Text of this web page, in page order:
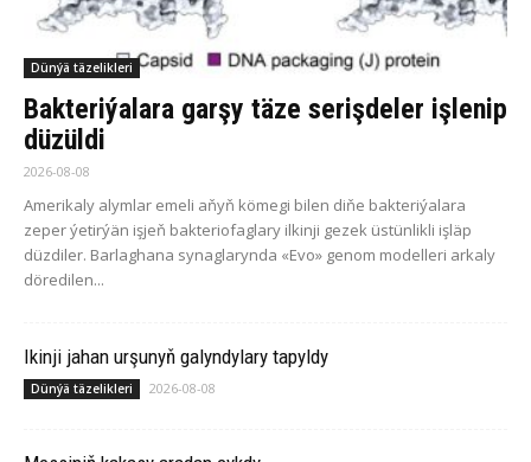
Dünýä täzelikleri
Bakteriýalara garşy täze serişdeler işlenip
düzüldi
2026-08-08
Amerikaly alymlar emeli aňyň kömegi bilen diňe bakteriýalara
zeper ýetirýän işjeň bakteriofaglary ilkinji gezek üstünlikli işläp
düzdiler. Barlaghana synaglarynda «Evo» genom modelleri arkaly
döredilen...
Ikinji jahan urşunyň galyndylary tapyldy
Dünýä täzelikleri 2026-08-08